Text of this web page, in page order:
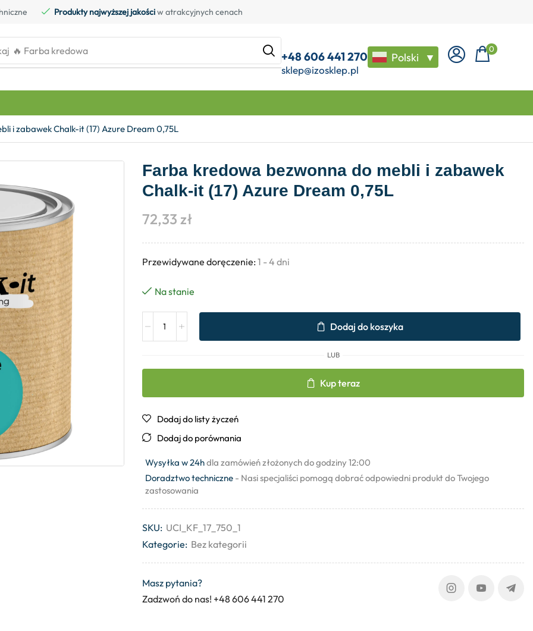
Produkty najwyższej jakościw atrakcyjnych cenach
🔥 Farba kredowa +48 606 441 270
sklep@izosklep.pl
Polski ▼
0
i zabawek Chalk-it (17) Azure Dream 0,75L
Farba kredowa bezwonna do mebli i zabawek
Chalk-it (17) Azure Dream 0,75L
72,33 zł
Przewidywane doręczenie: 1 - 4 dni
Na stanie
Dodaj do koszyka
LUB
Kup teraz
Dodaj do listy życzeń
Dodaj do porównania
Wysyłka w 24hdla zamówień złożonych do godziny 12:00
Doradztwo techniczne - Nasi specjaliści pomogą dobrać odpowiedni produkt do Twojego
zastosowania
SKU: UCI_KF_17_750_1
Kategorie: Bez kategorii
Masz pytania?
Zadzwoń do nas! +48 606 441 270